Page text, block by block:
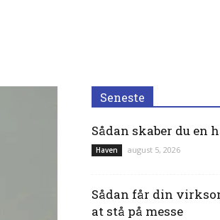
Seneste
Sådan skaber du en
Haven august 5, 2026
Sådan får din
at stå på messe